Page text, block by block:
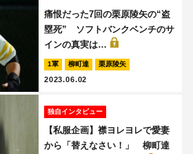
痛恨だった7回の栗原陵矢の“盗
塁死” ソフトバンクベンチのサ
インの真実は…
1軍 柳町達 栗原陵矢
2023.06.02
独自インタビュー
【私服企画】襟ヨレヨレで愛妻
から「替えなさい！」 柳町達